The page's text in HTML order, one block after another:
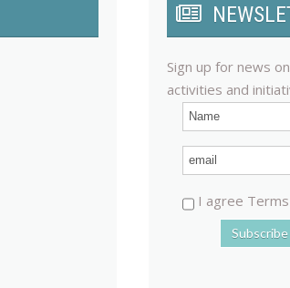
Sign up for news
activities and
I agree Terms